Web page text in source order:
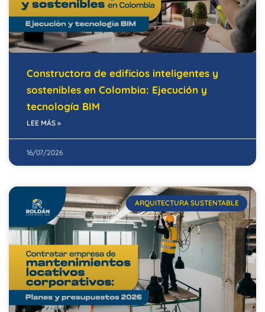
Constructora de edificios inteligentes y
sostenibles en Colombia: Ejecución y
tecnología BIM
LEE MÁS »
16/07/2026
ARQUITECTURA SUSTENTABLE